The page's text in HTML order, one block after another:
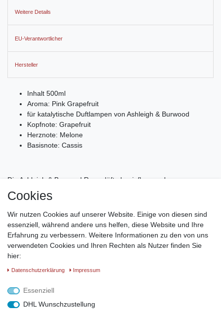
Weitere Details
EU-Verantwortlicher
Hersteller
Inhalt 500ml
Aroma: Pink Grapefruit
für katalytische Duftlampen von Ashleigh & Burwood
Kopfnote: Grapefruit
Herznote: Melone
Basisnote: Cassis
Die Ashleigh & Burwood Raumdüfte beeinflussen das
menschliche Wohlbefinden und nehmen so direkt Einfluss auf das
Körpergefühl.
Alle Premium Duftöle werden aus erlesenen natürlichen Aromen
hergestellt, bereichern den Raum mit Ihren ganz persönlichen
Duft und schaffen
ein harmonisches Klima. Die erlesenen Raumdüfte von Ashleigh &
Burwood bieten Ihnen für jede Stimmung den passenden Duft. Ob
leichte Düfte für den Sommer oder kräftige, würzige Aromen für
ein harmonisches Raumklima zu schaffen.
Cookies
Wir nutzen Cookies auf unserer Website. Einige von diesen sind
essenziell, während andere uns helfen, diese Website und Ihre
Erfahrung zu verbessern. Weitere Informationen zu den von uns
verwendeten Cookies und Ihren Rechten als Nutzer finden Sie
hier:
Daten­schutz­erklärung Impressum
Essenziell
DHL Wunschzustellung